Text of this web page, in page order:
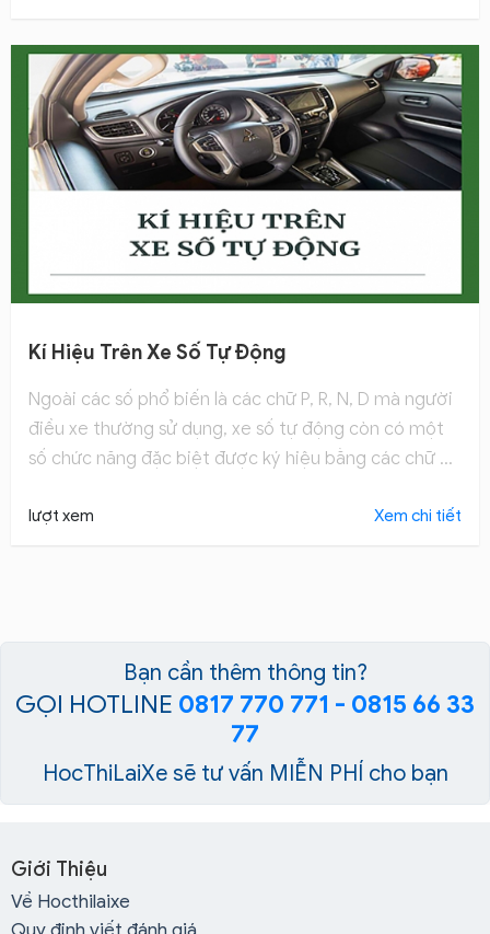
Kí Hiệu Trên Xe Số Tự Động
Ngoài các số phổ biến là các chữ P, R, N, D mà người
điều xe thường sử dụng, xe số tự động còn có một
số chức năng đặc biệt được ký hiệu bằng các chữ S,
lượt xem Xem chi tiết
Bạn cần thêm thông tin?
GỌI HOTLINE 0817 770 771 - 0815 66 33
77
HocThiLaiXe sẽ tư vấn MIỄN PHÍ cho bạn
Giới Thiệu
Về Hocthilaixe